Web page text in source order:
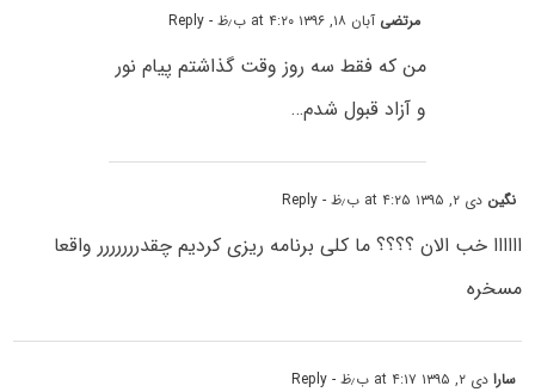
مرتضی آبان ۱۸, ۱۳۹۶ at ۴:۲۰ ب٫ظ - Reply
من که فقط سه روز وقت گذاشتم پیام نور
و آزاد قبول شدم…
نگین دی ۲, ۱۳۹۵ at ۴:۲۵ ب٫ظ - Reply
اااااا خب الان ؟؟؟؟ ما کلی برنامه ریزی کردیم چقدررررررر واقعا
مسخره
سارادی ۲, ۱۳۹۵ at ۴:۱۷ ب٫ظ - Reply